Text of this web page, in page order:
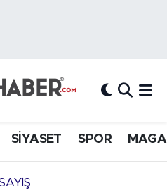
SİYASET SPOR
ve Fikstür